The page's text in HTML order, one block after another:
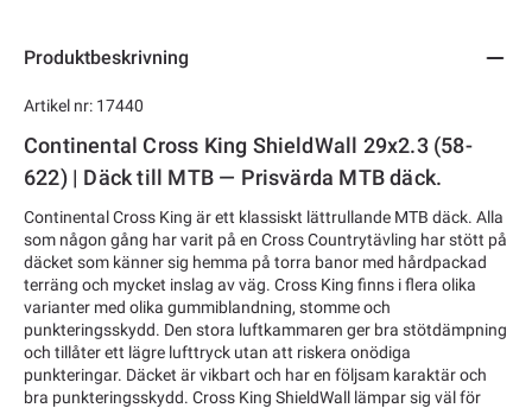
Produktbeskrivning
Artikel nr: 17440
Continental Cross King ShieldWall 29x2.3 (58-
622) | Däck till MTB — Prisvärda MTB däck.
Continental Cross King är ett klassiskt lättrullande MTB däck. Alla
som någon gång har varit på en Cross Countrytävling har stött på
däcket som känner sig hemma på torra banor med hårdpackad
terräng och mycket inslag av väg. Cross King finns i flera olika
varianter med olika gummiblandning, stomme och
punkteringsskydd. Den stora luftkammaren ger bra stötdämpning
och tillåter ett lägre lufttryck utan att riskera onödiga
punkteringar. Däcket är vikbart och har en följsam karaktär och
bra punkteringsskydd. Cross King ShieldWall lämpar sig väl för